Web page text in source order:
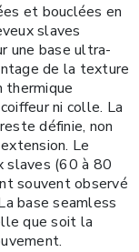
et bouclées en
slaves
une base ultra-
de la texture
ni colle. La
définie, non
Le
slaves (60 à 80
souvent observé
base seamless
que soit la